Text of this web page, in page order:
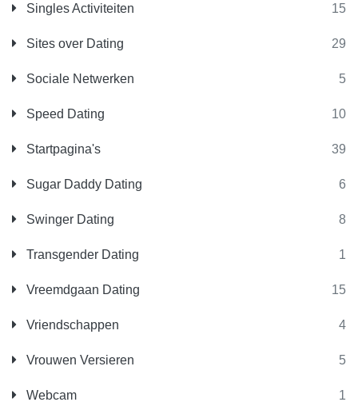
Singles Activiteiten 15
Sites over Dating 29
Sociale Netwerken 5
Speed Dating 10
Startpagina's 39
Sugar Daddy Dating 6
Swinger Dating 8
Transgender Dating 1
Vreemdgaan Dating 15
Vriendschappen 4
Vrouwen Versieren 5
Webcam 1